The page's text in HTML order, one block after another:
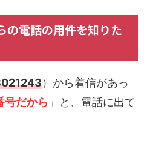
の電話の用件を知りた
）から着信があっ
号だから 」と、電話に出て